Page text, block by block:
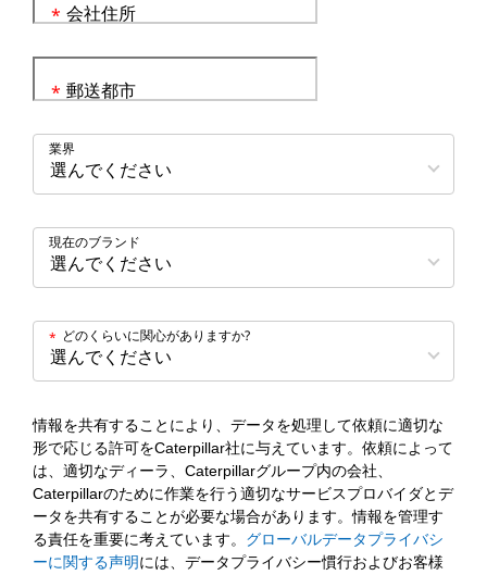
会社住所
*
郵送都市
*
業界
現在のブランド
どのくらいに関心がありますか?
*
情報を共有することにより、データを処理して依頼に適切な
形で応じる許可をCaterpillar社に与えています。依頼によって
は、適切なディーラ、Caterpillarグループ内の会社、
Caterpillarのために作業を行う適切なサービスプロバイダとデ
ータを共有することが必要な場合があります。情報を管理す
る責任を重要に考えています。 グローバルデータプライバシ
ーに関する声明には、データプライバシー慣行およびお客様